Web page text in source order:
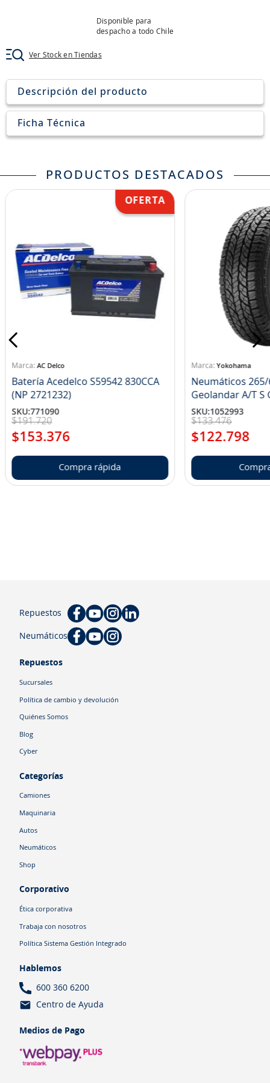
Disponible para
despacho a todo Chile
Ver Stock en Tiendas
Descripción del producto
Ficha Técnica
PRODUCTOS DESTACADOS
AC Delco
Batería Acedelco S59542 830CCA
(NP 2721232)
SKU:771090
$191.720
$153.376
Compra rápida
Yokohama
Neumáticos 265/
SKU:1052993
$133.476
$122.798
Repuestos
Neumáticos
Repuestos
Sucursales
Política de cambio y devolución
Quiénes Somos
Blog
Cyber
Categorías
Camiones
Maquinaria
Autos
Neumáticos
Shop
Corporativo
Ética corporativa
Trabaja con nosotros
Política Sistema Gestión Integrado
Hablemos
600 360 6200
Centro de Ayuda
Medios de Pago
10
aceite